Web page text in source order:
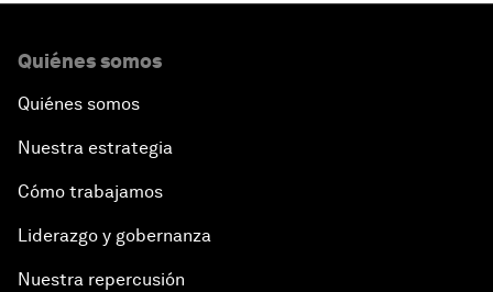
Quiénes somos
Quiénes somos
Nuestra estrategia
Cómo trabajamos
Liderazgo y gobernanza
Nuestra repercusión